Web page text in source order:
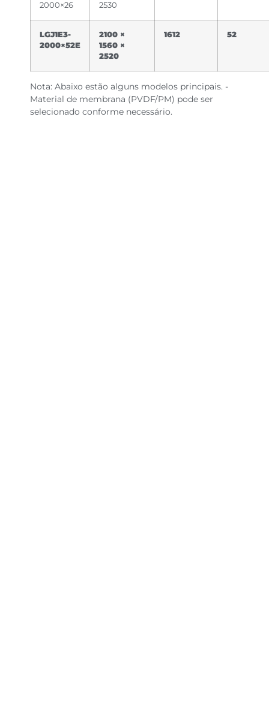
2000×26
2530
LGJ1E3-
2000×52E
2100 ×
1560 ×
2520
1612 52
Nota: Abaixo estão alguns modelos principais. -
Material de membrana (PVDF/PM) pode ser
selecionado conforme necessário.